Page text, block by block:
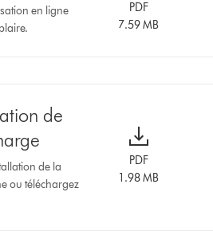
en ligne
PDF
7.59 MB
de
de la
ou téléchargez
PDF
1.98 MB